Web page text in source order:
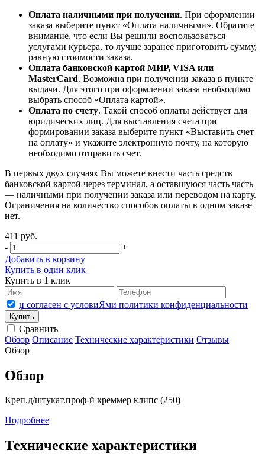
Оплата наличными при получении. При оформлении
заказа выберите пункт «Оплата наличными». Обратите
внимание, что если Вы решили воспользоваться
услугами курьера, то лучше заранее приготовить сумму,
равную стоимости заказа.
Оплата банковской картой МИР, VISA или
MasterCard. Возможна при получении заказа в пункте
выдачи. Для этого при оформлении заказа необходимо
выбрать способ «Оплата картой».
Оплата по счету. Такой способ оплаты действует для
юридических лиц. Для выставления счета при
формировании заказа выберите пункт «Выставить счет
на оплату» и укажите электронную почту, на которую
необходимо отправить счет.
В первых двух случаях Вы можете внести часть средств
банковской картой через терминал, а оставшуюся часть часть
— наличными при получении заказа или переводом на карту.
Ограничения на количество способов оплаты в одном заказе
нет.
411 руб.
-
+
Добавить в корзину
Купить в один клик
Купить в 1 клик
џ согласен с условиЯми политики конфиденциальности
Сравнить
Обзор Описание Технические характеристики Отзывы
Обзор
Обзор
Креп.д/штукат.проф-й креммер клипс (250)
Подробнее
Технические характеристики